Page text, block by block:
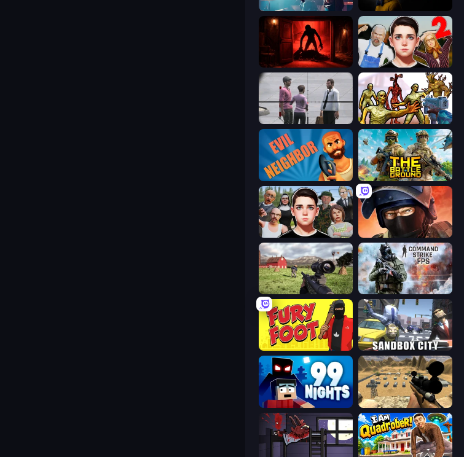
You Are Being Watched The Cat in Yellow
Doors Castle Schoolboy Escape 2
Monster Shooter Apocalypse
Evil Neighbor The Battleground
Schoolboy Escape: Runaway Bullet Force
Dead Zed Command Strike FPS
Fury Foot Sandbox City
99 Nights (Bloxd.io) Ghost Sniper